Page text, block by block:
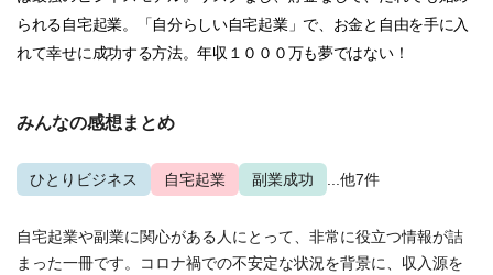
られる自宅起業。「自分らしい自宅起業」で、お金と自由を手に入
れて幸せに成功する方法。年収１０００万も夢ではない！
みんなの感想まとめ
ひとりビジネス 自宅起業 副業成功 ...他7件
自宅起業や副業に関心がある人にとって、非常に役立つ情報が詰
まった一冊です。コロナ禍での不安定な状況を背景に、収入源を